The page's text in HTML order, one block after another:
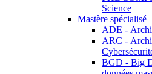
Science
Mastère spécialisé
ADE -
ARC -
BGD - Big